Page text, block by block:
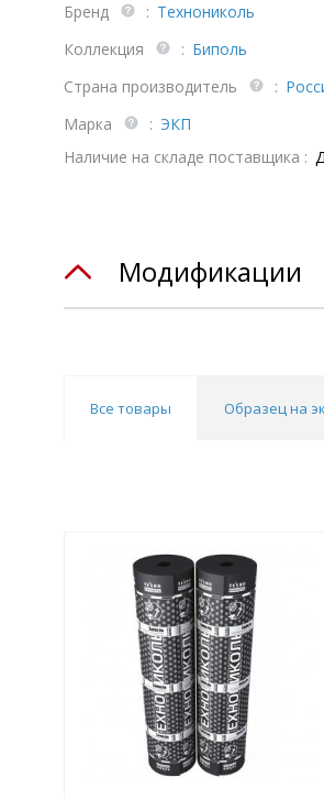
Бренд
: Технониколь
Коллекция
: Биполь
Страна производитель
:
Марка
: ЭКП
Наличие на складе поставщика :
Модификации
Все товары Образец на